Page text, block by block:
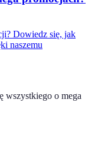
Dowiedz się, jak
naszemu
wszystkiego o mega